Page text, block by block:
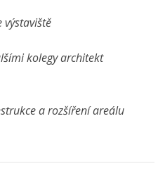
výstaviště
kolegy architekt
a rozšíření areálu